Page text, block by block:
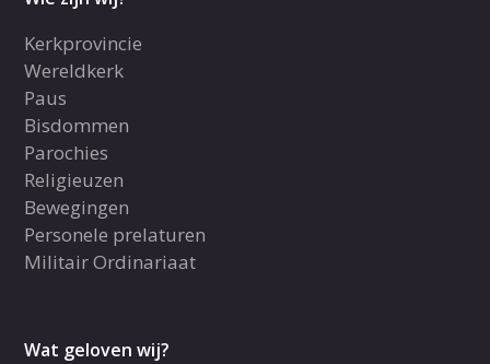
Kerkprovincie
Wereldkerk
Paus
Bisdommen
Parochies
Religieuzen
Bewegingen
Personele prelaturen
Militair Ordinariaat
Wat geloven wij?